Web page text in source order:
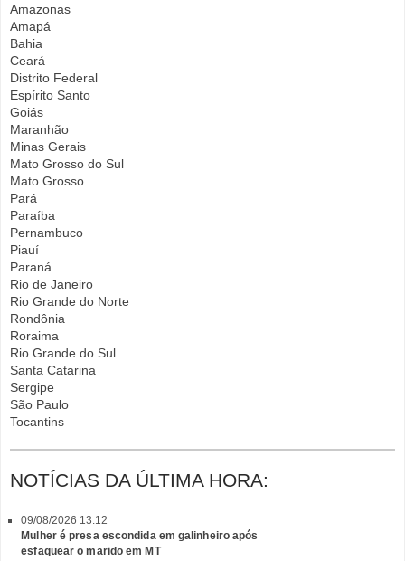
Amazonas
Amapá
Bahia
Ceará
Distrito Federal
Espírito Santo
Goiás
Maranhão
Minas Gerais
Mato Grosso do Sul
Mato Grosso
Pará
Paraíba
Pernambuco
Piauí
Paraná
Rio de Janeiro
Rio Grande do Norte
Rondônia
Roraima
Rio Grande do Sul
Santa Catarina
Sergipe
São Paulo
Tocantins
NOTÍCIAS DA ÚLTIMA HORA:
09/08/2026 13:12
Mulher é presa escondida em galinheiro após
esfaquear o marido em MT